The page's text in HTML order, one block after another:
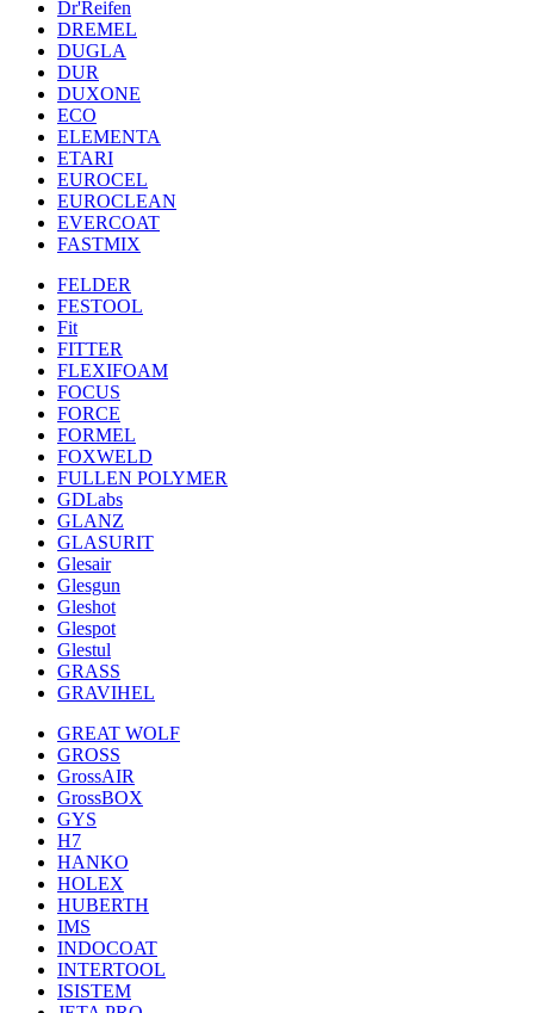
Dr'Reifen
DREMEL
DUGLA
DUR
DUXONE
ECO
ELEMENTA
ETARI
EUROCEL
EUROCLEAN
EVERCOAT
FASTMIX
FELDER
FESTOOL
Fit
FITTER
FLEXIFOAM
FOCUS
FORCE
FORMEL
FOXWELD
FULLEN POLYMER
GDLabs
GLANZ
GLASURIT
Glesair
Glesgun
Gleshot
Glespot
Glestul
GRASS
GRAVIHEL
GREAT WOLF
GROSS
GrossAIR
GrossBOX
GYS
H7
HANKO
HOLEX
HUBERTH
IMS
INDOCOAT
INTERTOOL
ISISTEM